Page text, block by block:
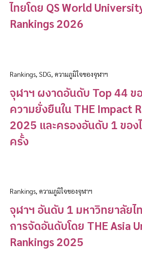
ไทยโดย QS World
Rankings 2026
Rankings, SDG, ความภูมิใจของจุฬาฯ
จุฬาฯ ผงาดอันดับ Top 44 ข
ความยั่งยืนใน THE Impact
2025 และครองอันดับ 1 ของ
ครั้ง
Rankings, ความภูมิใจของจุฬาฯ
จุฬาฯ อันดับ 1 มหาวิทยาลัยไ
การจัดอันดับโดย THE Asia
Rankings 2025